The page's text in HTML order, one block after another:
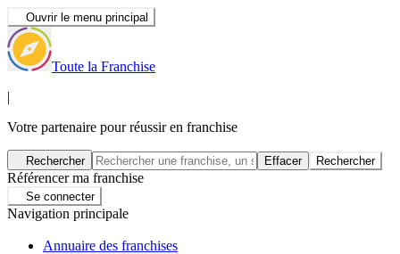
Ouvrir le menu principal
Toute la Franchise
|
Votre partenaire pour réussir en franchise
Rechercher Effacer Rechercher
Référencer ma franchise
Se connecter
Navigation principale
Annuaire des franchises